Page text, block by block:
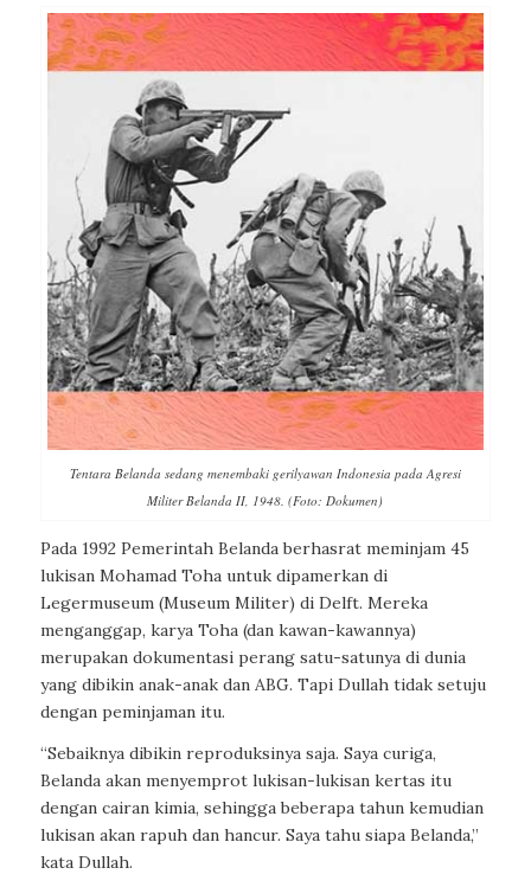
Tentara Belanda sedang menembaki gerilyawan Indonesia pada Agresi
Militer Belanda II, 1948. (Foto: Dokumen)
Pada 1992 Pemerintah Belanda berhasrat meminjam 45
lukisan Mohamad Toha untuk dipamerkan di
Legermuseum (Museum Militer) di Delft. Mereka
menganggap, karya Toha (dan kawan-kawannya)
merupakan dokumentasi perang satu-satunya di dunia
yang dibikin anak-anak dan ABG. Tapi Dullah tidak setuju
dengan peminjaman itu.
“Sebaiknya dibikin reproduksinya saja. Saya curiga,
Belanda akan menyemprot lukisan-lukisan kertas itu
dengan cairan kimia, sehingga beberapa tahun kemudian
lukisan akan rapuh dan hancur. Saya tahu siapa Belanda,”
kata Dullah.